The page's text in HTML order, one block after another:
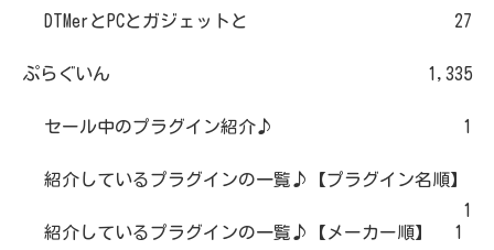
DTMerとPCとガジェットと 27
ぷらぐいん 1,335
セール中のプラグイン紹介♪ 1
紹介しているプラグインの一覧♪【プラグイン名順】
1
紹介しているプラグインの一覧♪【メーカー順】
1